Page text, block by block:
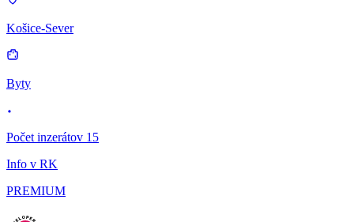
Košice-Sever
Byty
Počet inzerátov 15
Info v RK
PREMIUM